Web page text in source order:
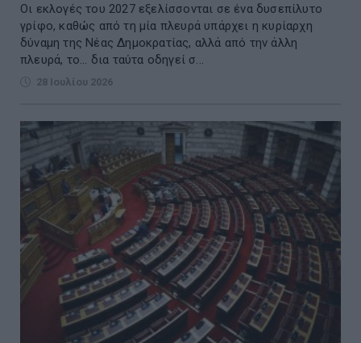
Οι εκλογές του 2027 εξελίσσονται σε ένα δυσεπίλυτο
γρίφο, καθώς από τη μία πλευρά υπάρχει η κυρίαρχη
δύναμη της Νέας Δημοκρατίας, αλλά από την άλλη
πλευρά, το... δια ταύτα οδηγεί σ...
28 Ιουλίου 2026